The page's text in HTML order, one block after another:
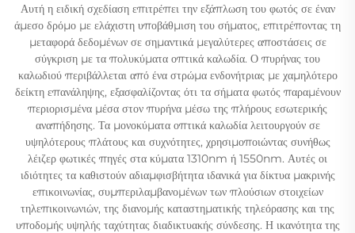
Αυτή η ειδική σχεδίαση επιτρέπει την εξάπλωση του φωτός σε έναν
άμεσο δρόμο με ελάχιστη υποβάθμιση του σήματος, επιτρέποντας τη
μεταφορά δεδομένων σε σημαντικά μεγαλύτερες αποστάσεις σε
σύγκριση με τα πολυκύματα οπτικά καλωδία. Ο πυρήνας του
καλωδιού περιβάλλεται από ένα στρώμα ενδονήτριας με χαμηλότερο
δείκτη επανάληψης, εξασφαλίζοντας ότι τα σήματα φωτός παραμένουν
περιορισμένα μέσα στον πυρήνα μέσω της πλήρους εσωτερικής
αναπήδησης. Τα μονοκύματα οπτικά καλωδία λειτουργούν σε
υψηλότερους πλάτους και συχνότητες, χρησιμοποιώντας συνήθως
λέιζερ φωτικές πηγές στα κύματα 1310nm ή 1550nm. Αυτές οι
ιδιότητες τα καθιστούν αδιαμφισβήτητα ιδανικά για δίκτυα μακρινής
επικοινωνίας, συμπεριλαμβανομένων των πλούσιων στοιχείων
τηλεπικοινωνιών, της διανομής καταστηματικής τηλεόρασης και της
υποδομής υψηλής ταχύτητας διαδικτυακής σύνδεσης. Η ικανότητα της